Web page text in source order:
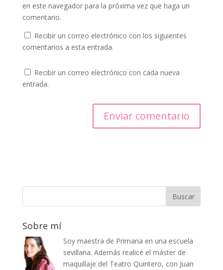
en este navegador para la próxima vez que haga un
comentario.
Recibir un correo electrónico con los siguientes
comentarios a esta entrada.
Recibir un correo electrónico con cada nueva
entrada.
Sobre mí
Soy maestra de Primaria en una escuela
sevillana. Además realicé el máster de
maquillaje del Teatro Quintero, con Juan